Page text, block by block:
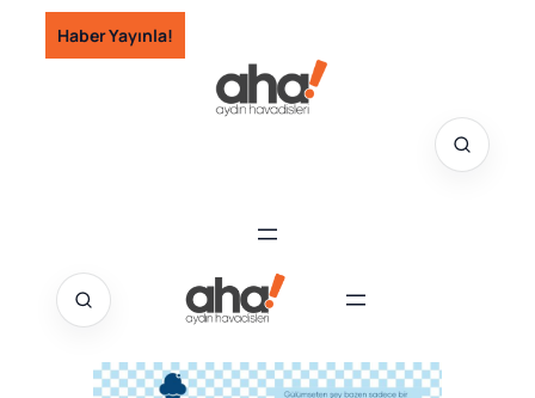
İçeriğe
geç
Haber Yayınla!